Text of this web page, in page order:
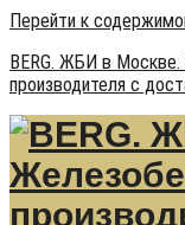
Перейти к
BERG. ЖБИ в
производителя с